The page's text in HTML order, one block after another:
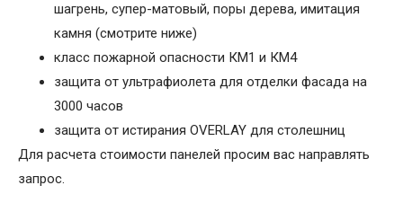
шагрень, супер-матовый, поры дерева, имитация
камня (смотрите ниже)
класс пожарной опасности КМ1 и КМ4
защита от ультрафиолета для отделки фасада на
3000 часов
защита от истирания OVERLAY для столешниц
Для расчета стоимости панелей просим вас направлять
запрос.